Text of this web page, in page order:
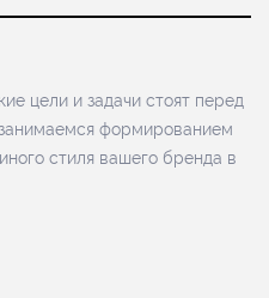
цели и задачи стоят перед
формированием
стиля вашего бренда в